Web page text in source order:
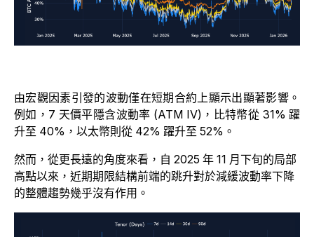
由宏觀因素引發的波動僅在短期合約上顯示出顯著影響。
例如，7 天價平隱含波動率 (ATM IV)，比特幣從 31% 躍
升至 40%，以太幣則從 42% 躍升至 52%。
然而，從更長遠的角度來看，自 2025 年 11 月下旬的局部
高點以來，近期期限結構前端的跳升對於減緩波動率下降
的整體趨勢幾乎沒有作用。